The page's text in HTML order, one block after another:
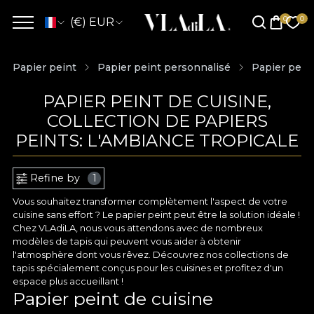
(€) EUR
Papier peint Papier peint personnalisé Papier
PAPIER PEINT DE CUISINE,
COLLECTION DE PAPIERS
PEINTS: L'AMBIANCE TROPICALE
Refine by 1
Vous souhaitez transformer complètement l'aspect de votre
cuisine sans effort ? Le papier peint peut être la solution idéale !
Chez VLAdiLA, nous vous attendons avec de nombreux
modèles de tapis qui peuvent vous aider à obtenir
l'atmosphère dont vous rêvez. Découvrez nos collections de
tapis spécialement conçus pour les cuisines et profitez d'un
espace plus accueillant !
Papier peint de cuisine